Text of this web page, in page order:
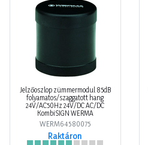
Jelzőoszlop zümmermodul 85dB
folyamatos/szaggatott hang
24V/AC50Hz 24V/DC AC/DC
KombiSIGN WERMA
WERM64580075
Raktáron